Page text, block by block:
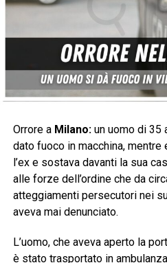
Orrore a Milano:un uomo di 35
dato fuoco in macchina, mentre
l’ex e sostava davanti la sua
alle forze dell’ordine che da
atteggiamenti persecutori nei
aveva mai denunciato.
L’uomo, che aveva aperto la
è stato trasportato in